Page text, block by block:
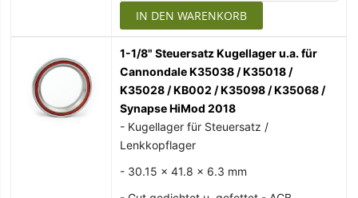
IN DEN WARENKORB
1-1/8" Steuersatz Kugellager u.a. für
Cannondale K35038 / K35018 /
K35028 / KB002 / K35098 / K35068 /
Synapse HiMod 2018
- Kugellager für Steuersatz /
Lenkkopflager
- 30.15 x 41.8 x 6.3 mm